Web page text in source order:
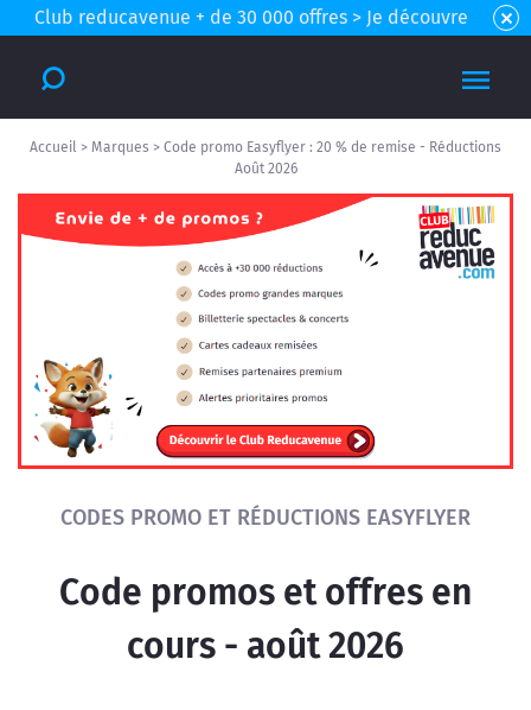
Club reducavenue + de 30 000 offres > Je découvre
Accueil > Marques > Code promo Easyflyer : 20 % de remise - Réductions
Août 2026
CODES PROMO ET RÉDUCTIONS EASYFLYER
Code promos et offres en
cours - août 2026